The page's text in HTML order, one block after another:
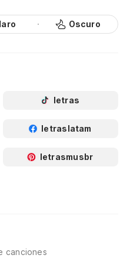
Oscuro
letras
letraslatam
letrasmusbr
canciones